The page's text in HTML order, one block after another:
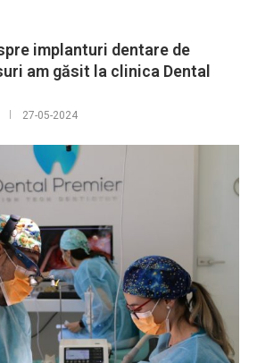
implanturi dentare de
am găsit la clinica Dental
27-05-2024